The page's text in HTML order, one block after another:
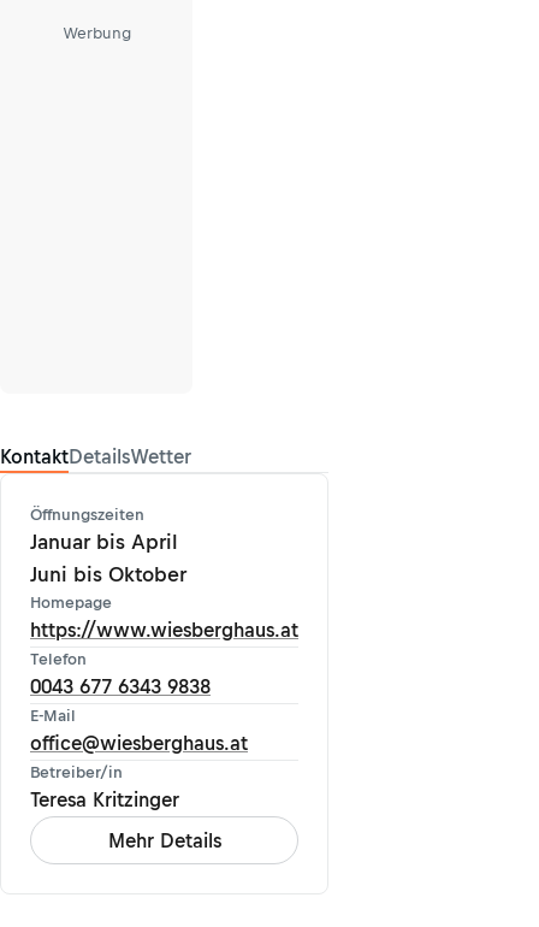
Werbung
KontaktDetailsWetter
Öffnungszeiten
Januar bis April
Juni bis Oktober
Homepage
https://www.wiesberghaus.at
Telefon
0043 677 6343 9838
E-Mail
office@wiesberghaus.at
Betreiber/in
Teresa Kritzinger
Mehr Details